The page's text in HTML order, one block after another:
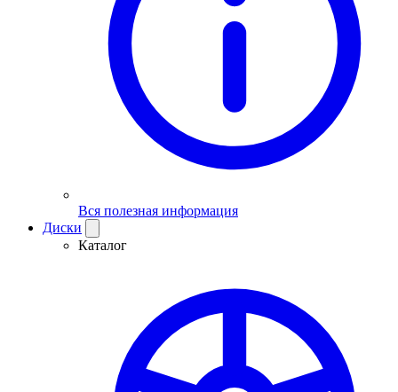
Вся полезная информация
Диски
Каталог